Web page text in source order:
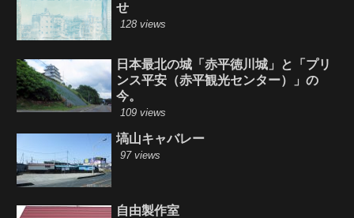
せ
128 views
日本最北の城「赤平徳川城」と「プリ
ンス平安（赤平観光センター）」の
今。
109 views
塙山キャバレー
97 views
自由製作室